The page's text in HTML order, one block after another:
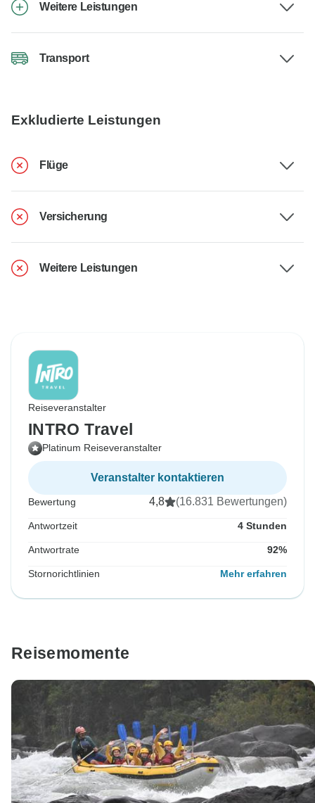
Weitere Leistungen
Transport
Exkludierte Leistungen
Flüge
Versicherung
Weitere Leistungen
Reiseveranstalter
INTRO Travel
Platinum Reiseveranstalter
Veranstalter kontaktieren
Bewertung 4,8 (16.831 Bewertungen)
Antwortzeit 4 Stunden
Antwortrate 92%
Stornorichtlinien Mehr erfahren
Reisemomente